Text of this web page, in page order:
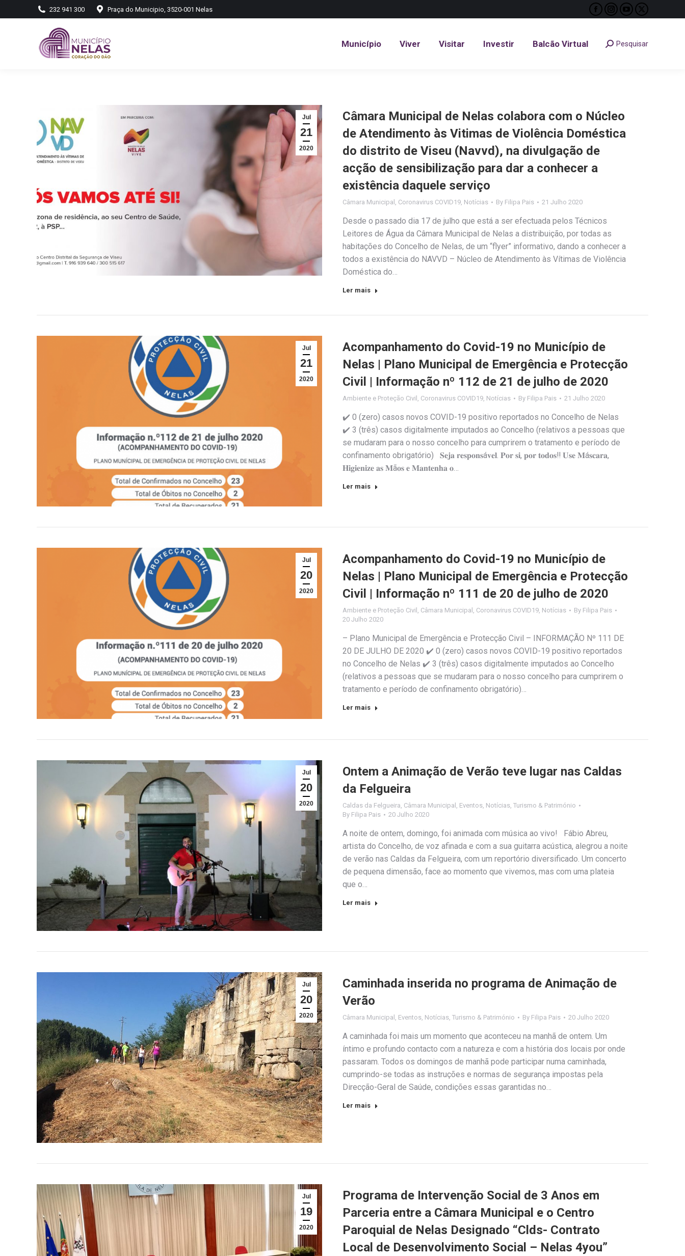
232 941 300 Praça do Municipio, 3520-001 Nelas
Facebook
opens
Instagram
opens
YouTube
opens
X
opens
Município Viver Visitar Investir Balcão Virtual Search:Pesquisar
Jul
21
2020
Câmara Municipal de Nelas colabora com o Núcleo
de Atendimento às Vitimas de Violência Doméstica
do distrito de Viseu (Navvd), na divulgação de
acção de sensibilização para dar a conhecer a
existência daquele serviço
Câmara Municipal , Coronavirus COVID19, Notícias By Filipa Pais 21 Julho 2020
Desde o passado dia 17 de julho que está a ser efectuada pelos Técnicos
Leitores de Água da Câmara Municipal de Nelas a distribuição, por todas as
habitações do Concelho de Nelas, de um “flyer” informativo, dando a conhecer a
todos a existência do NAVVD – Núcleo de Atendimento às Vítimas de Violência
Doméstica do…
Ler mais
Jul
21
2020
Acompanhamento do Covid-19 no Município de
Nelas | Plano Municipal de Emergência e Protecção
Civil | Informação nº 112 de 21 de julho de 2020
Ambiente e Proteção Civil , Coronavirus COVID19, Notícias By Filipa Pais 21 Julho 2020
✔️ 0 (zero) casos novos COVID-19 positivo reportados no Concelho de Nelas
✔️ 3 (três) casos digitalmente imputados ao Concelho (relativos a pessoas que
se mudaram para o nosso concelho para cumprirem o tratamento e período de
confinamento obrigatório) 𝐒𝐞𝐣𝐚 𝐫𝐞𝐬𝐩𝐨𝐧𝐬á𝐯𝐞𝐥. 𝐏𝐨𝐫 𝐬𝐢, 𝐩𝐨𝐫 𝐭𝐨𝐝𝐨𝐬‼️ 𝐔𝐬𝐞 𝐌á𝐬𝐜𝐚𝐫𝐚,
𝐇𝐢𝐠𝐢𝐞𝐧𝐢𝐳𝐞 𝐚𝐬 𝐌ã𝐨𝐬 𝐞 𝐌𝐚𝐧𝐭𝐞𝐧𝐡𝐚 𝐨…
Ler mais
Jul
20
2020
Acompanhamento do Covid-19 no Município de
Nelas | Plano Municipal de Emergência e Protecção
Civil | Informação nº 111 de 20 de julho de 2020
Ambiente e Proteção Civil , Câmara Municipal , Coronavirus COVID19, Notícias By Filipa Pais
20 Julho 2020
– Plano Municipal de Emergência e Protecção Civil – INFORMAÇÃO Nº 111 DE
20 DE JULHO DE 2020 ✔️ 0 (zero) casos novos COVID-19 positivo reportados
no Concelho de Nelas ✔️ 3 (três) casos digitalmente imputados ao Concelho
(relativos a pessoas que se mudaram para o nosso concelho para cumprirem o
tratamento e período de confinamento obrigatório)…
Ler mais
Jul
20
2020
Ontem a Animação de Verão teve lugar nas Caldas
da Felgueira
Caldas da Felgueira Câmara Municipal Eventos Notícias Turismo & Património
By Filipa Pais 20 Julho 2020
A noite de ontem, domingo, foi animada com música ao vivo! Fábio Abreu,
artista do Concelho, de voz afinada e com a sua guitarra acústica, alegrou a noite
de verão nas Caldas da Felgueira, com um reportório diversificado. Um concerto
de pequena dimensão, face ao momento que vivemos, mas com uma plateia
que o…
Ler mais
Jul
20
2020
Caminhada inserida no programa de Animação de
Verão
Câmara Municipal , Eventos, Notícias, Turismo & Património By Filipa Pais 20 Julho 2020
A caminhada foi mais um momento que aconteceu na manhã de ontem. Um
íntimo e profundo contacto com a natureza e com a história dos locais por onde
passaram. Todos os domingos de manhã pode participar numa caminhada,
cumprindo-se todas as instruções e normas de segurança impostas pela
Direcção-Geral de Saúde, condições essas garantidas no…
Ler mais
Jul
19
2020
Programa de Intervenção Social de 3 Anos em
Parceria entre a Câmara Municipal e o Centro
Paroquial de Nelas Designado “Clds- Contrato
Local de Desenvolvimento Social – Nelas 4you”
Município Viver Visitar Investir Balcão Virtual Search:
Pesquisar